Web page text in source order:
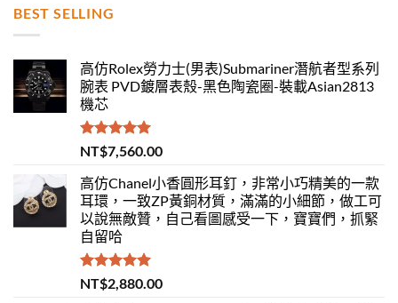
BEST SELLING
高仿Rolex勞力士(男表)Submariner潛航者型系列
腕表 PVD鍍層表殼-黑色陶瓷圈-裝載Asian2813
機芯
評分 5.00
滿分 5
NT$7,560.00
高仿Chanel小香圓形耳釘，非常小巧精美的一款
耳環，一致ZP黃銅材質，滿滿的小細節，做工可
以說無敵贊，自己看圖感受一下，寶寶們，抓緊
自留哈
評分 5.00
滿分 5
NT$2,880.00